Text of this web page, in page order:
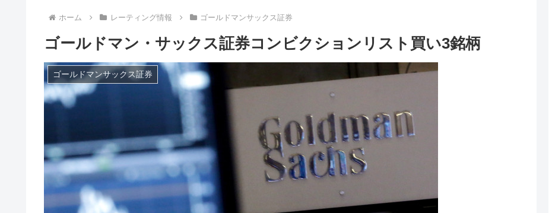
ホーム レーティング情報 ゴールドマンサックス証券
ゴールドマン・サックス証券コンビクションリスト買い3銘柄
ゴールドマンサックス証券